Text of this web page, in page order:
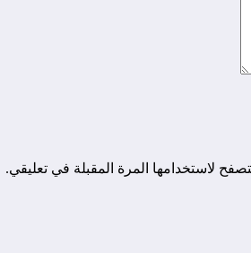
لاستخدامها المرة المقبلة في تعليقي.